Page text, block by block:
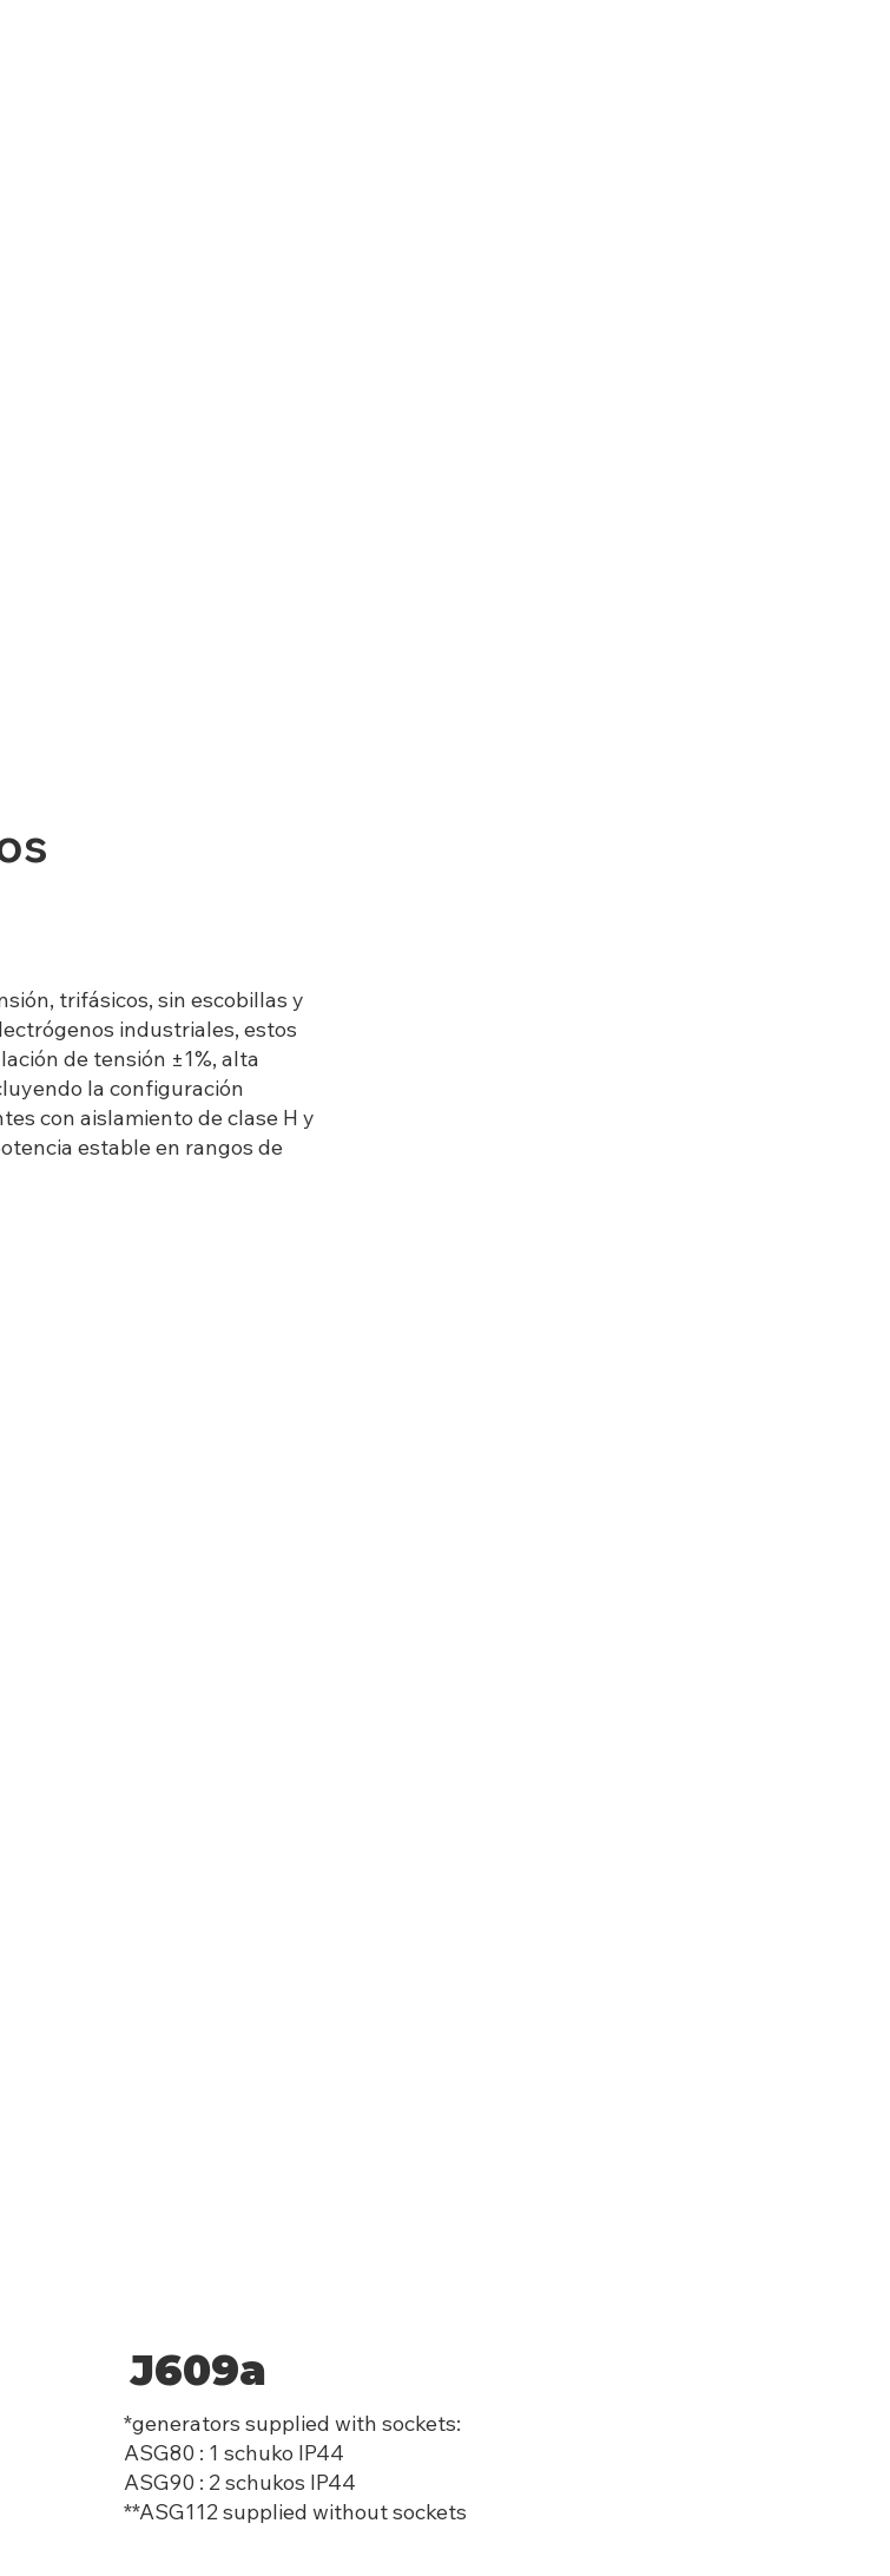
trifásicos, sin escobillas y
industriales, estos
de tensión ±1%, alta
la configuración
con aislamiento de clase H y
estable en rangos de
J609a
*generators supplied with sockets:
ASG80 : 1 schuko IP44
ASG90 : 2 schukos IP44
**ASG112 supplied without sockets